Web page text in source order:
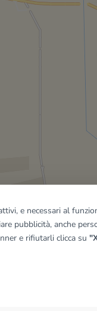
gli immobili del riquadro
e necessari al
pubblicità, anche
e rifiutarli clicca su